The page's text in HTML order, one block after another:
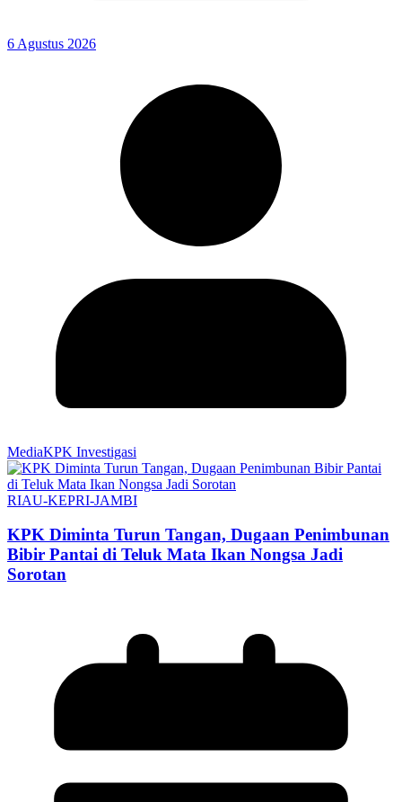
6 Agustus 2026
MediaKPK Investigasi
RIAU-KEPRI-JAMBI
KPK Diminta Turun Tangan, Dugaan Penimbunan
Bibir Pantai di Teluk Mata Ikan Nongsa Jadi
Sorotan